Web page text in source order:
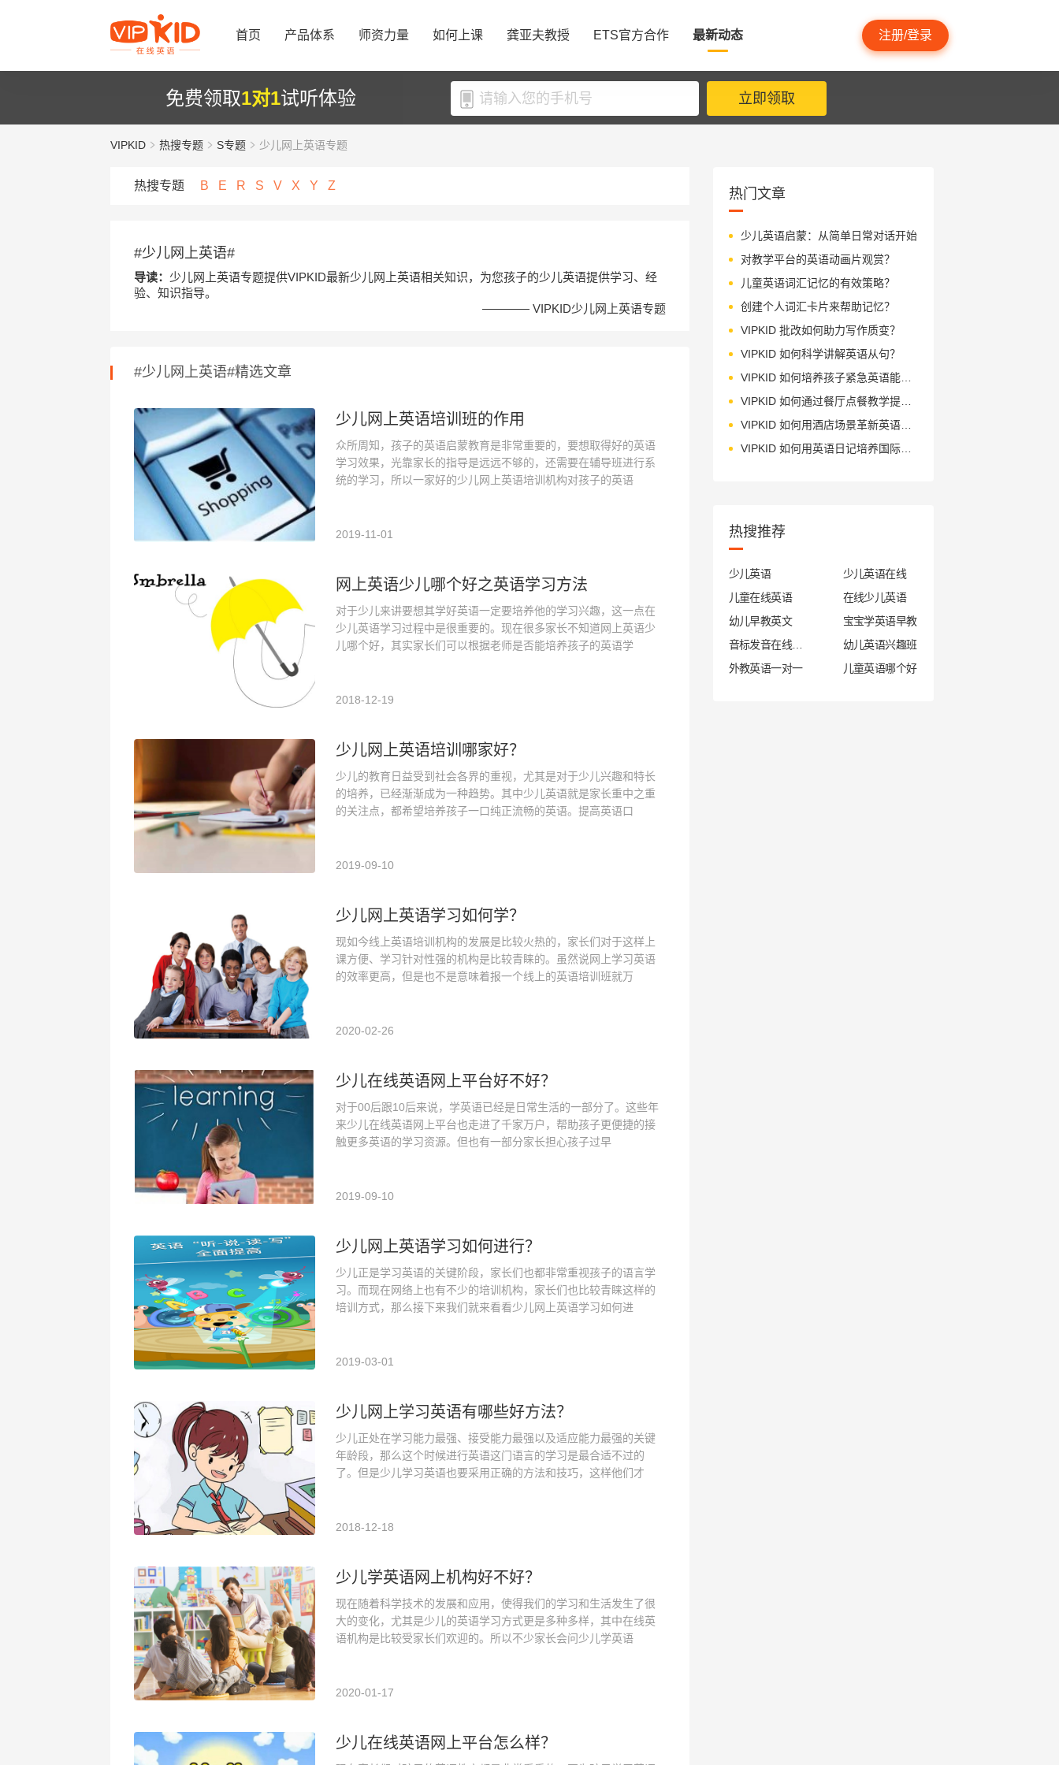
首页 产品体系 师资力量 如何上课 龚亚夫教授 ETS官方合作 最新动态 注册/登录
免费领取1对1试听体验 立即领取
VIPKID 热搜专题 S专题 少儿网上英语专题
热搜专题 B E R S V X Y Z
#少儿网上英语#
导读： 少儿网上英语专题提供VIPKID最新少儿网上英语相关知识，为您孩子的少儿英语提供学习、经
验、知识指导。
———— VIPKID少儿网上英语专题
#少儿网上英语#精选文章
少儿网上英语培训班的作用
众所周知，孩子的英语启蒙教育是非常重要的，要想取得好的英语
学习效果，光靠家长的指导是远远不够的，还需要在辅导班进行系
统的学习，所以一家好的少儿网上英语培训机构对孩子的英语
2019-11-01
网上英语少儿哪个好之英语学习方法
对于少儿来讲要想其学好英语一定要培养他的学习兴趣，这一点在
少儿英语学习过程中是很重要的。现在很多家长不知道网上英语少
儿哪个好，其实家长们可以根据老师是否能培养孩子的英语学
2018-12-19
少儿网上英语培训哪家好？
少儿的教育日益受到社会各界的重视，尤其是对于少儿兴趣和特长
的培养，已经渐渐成为一种趋势。其中少儿英语就是家长重中之重
的关注点，都希望培养孩子一口纯正流畅的英语。提高英语口
2019-09-10
少儿网上英语学习如何学？
现如今线上英语培训机构的发展是比较火热的，家长们对于这样上
课方便、学习针对性强的机构是比较青睐的。虽然说网上学习英语
的效率更高，但是也不是意味着报一个线上的英语培训班就万
2020-02-26
少儿在线英语网上平台好不好？
对于00后跟10后来说，学英语已经是日常生活的一部分了。这些年
来少儿在线英语网上平台也走进了千家万户，帮助孩子更便捷的接
触更多英语的学习资源。但也有一部分家长担心孩子过早
2019-09-10
少儿网上英语学习如何进行？
少儿正是学习英语的关键阶段，家长们也都非常重视孩子的语言学
习。而现在网络上也有不少的培训机构，家长们也比较青睐这样的
培训方式，那么接下来我们就来看看少儿网上英语学习如何进
2019-03-01
少儿网上学习英语有哪些好方法？
少儿正处在学习能力最强、接受能力最强以及适应能力最强的关键
年龄段，那么这个时候进行英语这门语言的学习是最合适不过的
了。但是少儿学习英语也要采用正确的方法和技巧，这样他们才
2018-12-18
少儿学英语网上机构好不好？
现在随着科学技术的发展和应用，使得我们的学习和生活发生了很
大的变化，尤其是少儿的英语学习方式更是多种多样，其中在线英
语机构是比较受家长们欢迎的。所以不少家长会问少儿学英语
2020-01-17
少儿在线英语网上平台怎么样？
热门文章
少儿英语启蒙：从简单日常对话开始
对教学平台的英语动画片观赏？
儿童英语词汇记忆的有效策略？
创建个人词汇卡片来帮助记忆？
VIPKID 批改如何助力写作质变？
VIPKID 如何科学讲解英语从句？
VIPKID 如何培养孩子紧急英语能力？
VIPKID 如何通过餐厅点餐教学提升少儿英语应用能力？
VIPKID 如何用酒店场景革新英语教学？
VIPKID 如何用英语日记培养国际化人才？
热搜推荐
少儿英语
少儿英语在线
儿童在线英语
在线少儿英语
幼儿早教英文
宝宝学英语早教
幼儿英语兴趣班
外教英语一对一
儿童英语哪个好